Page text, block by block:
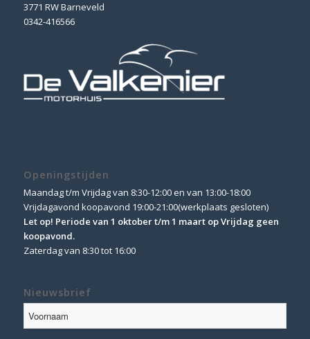
3771 RW Barneveld
0342-416566
Openingstijden
Maandag t/m Vrijdag van 8:30-12:00 en van 13:00-18:00
Vrijdagavond koopavond 19:00-21:00(werkplaats gesloten)
Let op! Periode van 1 oktober t/m 1 maart op Vrijdag geen
koopavond.
Zaterdag van 8:30 tot 16:00
Nieuwsbrief